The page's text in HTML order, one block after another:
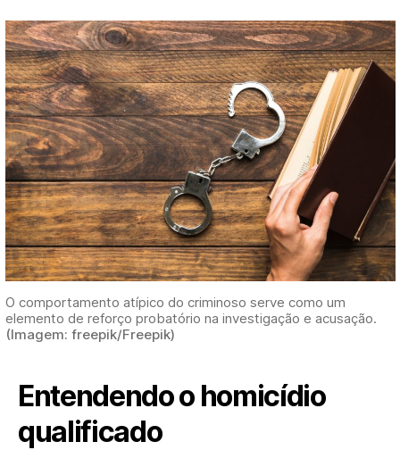
O comportamento atípico do criminoso serve como um
elemento de reforço probatório na investigação e acusação.
(Imagem: freepik/Freepik)
Entendendo o homicídio
qualificado